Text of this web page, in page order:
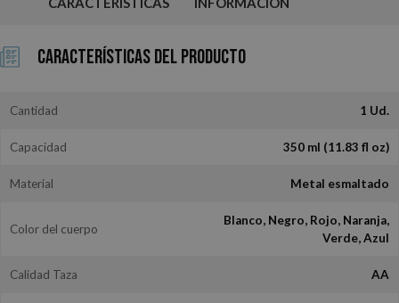
Características del Producto
Cantidad 1 Ud.
Capacidad 350 ml (11.83 fl oz)
Material Metal esmaltado
Color del cuerpo
Blanco, Negro, Rojo, Naranja,
Verde, Azul
Calidad Taza AA